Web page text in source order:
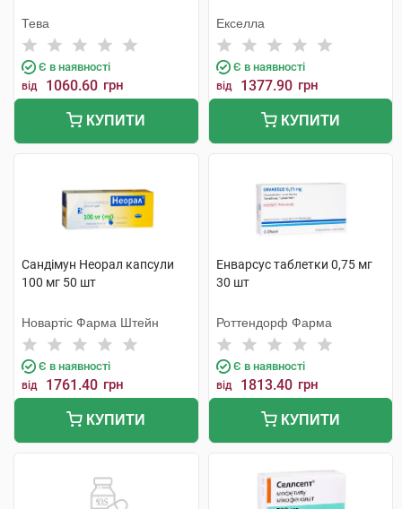
Тева
Є в наявності
від 1060.60 грн
КУПИТИ
Екселла
Є в наявності
від 1377.90 грн
КУПИТИ
Сандімун Неорал капсули
100 мг 50 шт
Новартіс Фарма Штейн
Є в наявності
від 1761.40 грн
КУПИТИ
Енварсус таблетки 0,75 мг
30 шт
Роттендорф Фарма
Є в наявності
від 1813.40 грн
КУПИТИ